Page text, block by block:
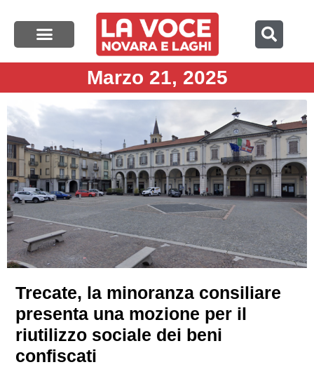
Marzo 21, 2025
Trecate, la minoranza consiliare
presenta una mozione per il
riutilizzo sociale dei beni
confiscati